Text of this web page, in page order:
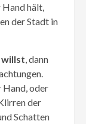
hält,
der Stadt in
willst , dann
Hand, oder
der
Schatten